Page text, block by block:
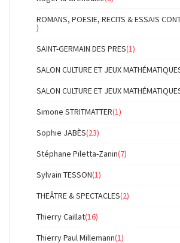
ROMANS, POESIE, RECITS & ESSAIS
)
SAINT-GERMAIN DES PRES(1)
SALON CULTURE ET JEUX
SALON CULTURE ET JEUX
Simone STRITMATTER(1)
Sophie JABÈS(23)
Stéphane Piletta-Zanin(7)
Sylvain TESSON(1)
THEÂTRE & SPECTACLES(2)
Thierry Caillat(16)
Thierry Paul Millemann(1)